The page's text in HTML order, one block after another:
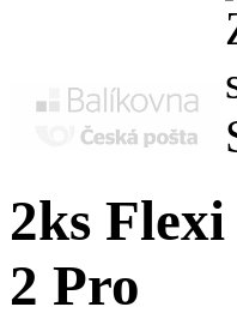
2ks
2 Pro